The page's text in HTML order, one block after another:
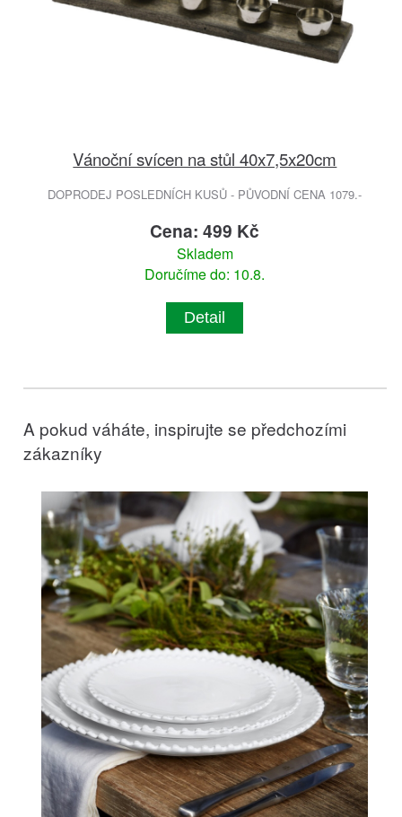
Vánoční svícen na stůl 40x7,5x20cm
DOPRODEJ POSLEDNÍCH KUSŮ - PŮVODNÍ CENA 1079.-
Cena: 499 Kč
Skladem
Doručíme do: 10.8.
Detail
A pokud váháte, inspirujte se předchozími
zákazníky